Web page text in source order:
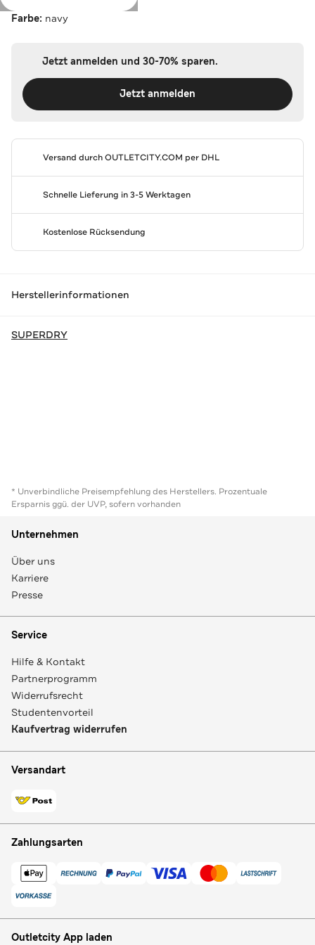
Farbe: navy
Jetzt anmelden und 30-70% sparen.
Jetzt anmelden
Versand durchOUTLETCITY.COM per DHL
Schnelle Lieferung in 3-5 Werktagen
Kostenlose Rücksendung
Herstellerinformationen
SUPERDRY
* Unverbindliche Preisempfehlung des Herstellers. Prozentuale
Ersparnis ggü. der UVP, sofern vorhanden
Unternehmen
Über uns
Karriere
Presse
Service
Hilfe & Kontakt
Partnerprogramm
Widerrufsrecht
Studentenvorteil
Kaufvertrag widerrufen
Versandart
Zahlungsarten
Outletcity App laden